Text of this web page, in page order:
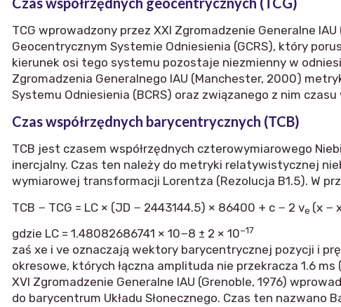
TCG wprowadzony przez XXI Zgromadzenie Generalne
Geocentrycznym Systemie Odniesienia (GCRS), który
kierunek osi tego systemu pozostaje niezmienny w
Zgromadzenia Generalnego IAU (Manchester, 2000)
Systemu Odniesienia (BCRS) oraz związanego z nim
Czas współrzędnych barycentrycznych (TCB)
TCB jest czasem współrzędnych czterowymiarowego
inercjalny. Czas ten należy do metryki relatywistycznej
wymiarowej transformacji Lorentza (Rezolucja B1.5). W
TCB − TCG = LC × (JD − 2443144.5) × 86400 + c − 2 ve (x −
gdzie LC = 1.48082686741 × 10−8 ± 2 × 10−17
zaś xe i ve oznaczają wektory barycentrycznej pozycji i
okresowe, których łączna amplituda nie przekracza 1.6 ms
XVI Zgromadzenie Generalne IAU (Grenoble, 1976)
do barycentrum Układu Słonecznego. Czas ten nazwano